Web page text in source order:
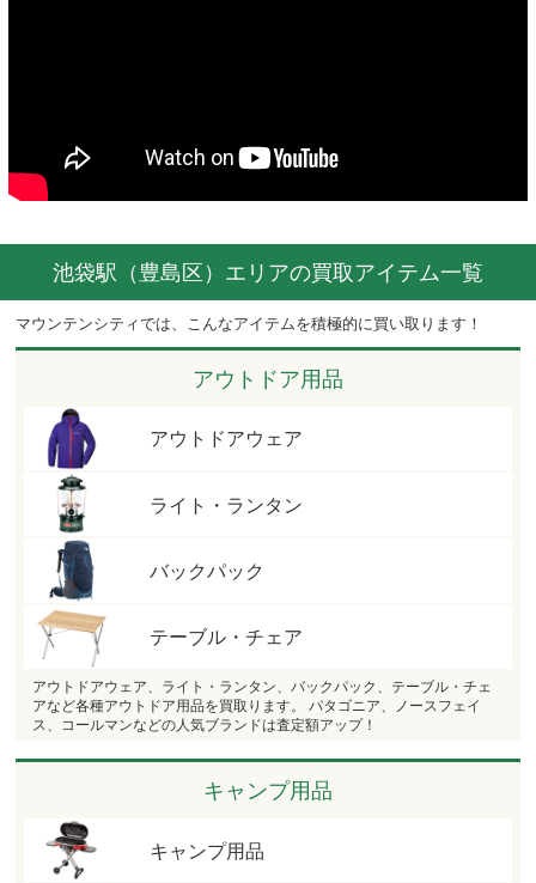
池袋駅（豊島区）エリアの買取アイテム一覧
マウンテンシティでは、こんなアイテムを積極的に買い取ります！
アウトドア用品
アウトドアウェア
ライト・ランタン
バックパック
テーブル・チェア
アウトドアウェア、ライト・ランタン、バックパック、テーブル・チェ
アなど各種アウトドア用品を買取ります。 パタゴニア、ノースフェイ
ス、コールマンなどの人気ブランドは査定額アップ！
キャンプ用品
キャンプ用品